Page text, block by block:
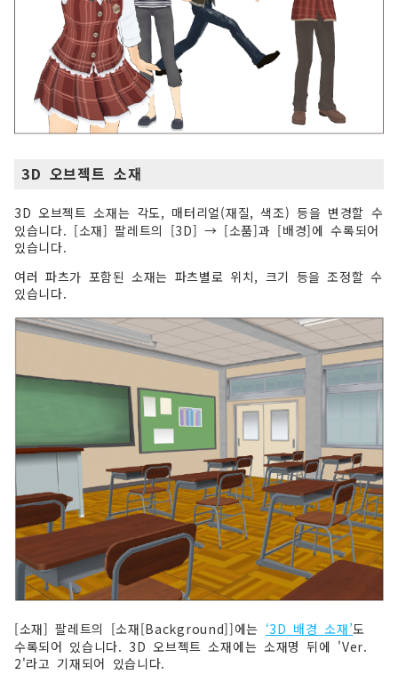
3D 오브젝트 소재
3D 오브젝트 소재는 각도, 매터리얼(재질, 색조) 등을 변경할 수
있습니다. [소재] 팔레트의 [3D] → [소품]과 [배경]에 수록되어
있습니다.
여러 파츠가 포함된 소재는 파츠별로 위치, 크기 등을 조정할 수
있습니다.
[소재] 팔레트의 [소재[Background]]에는 ‘3D 배경 소재’도
수록되어 있습니다. 3D 오브젝트 소재에는 소재명 뒤에 'Ver.
2'라고 기재되어 있습니다.